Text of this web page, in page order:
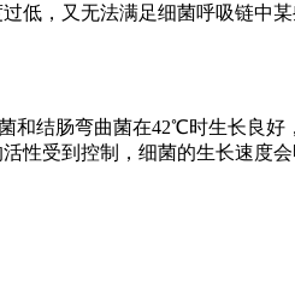
低，又无法满足细菌呼吸链中
结肠弯曲菌在42℃时生长良
性受到控制，细菌的生长速度